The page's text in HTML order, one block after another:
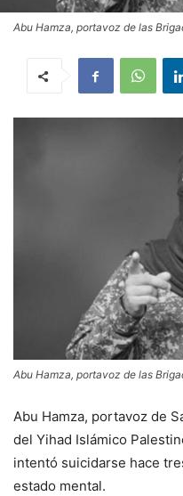
Abu Hamza, portavoz de las
Abu Hamza, portavoz de las
Abu Hamza, portavoz de
del Yihad Islámico
intentó suicidarse hace
estado mental.